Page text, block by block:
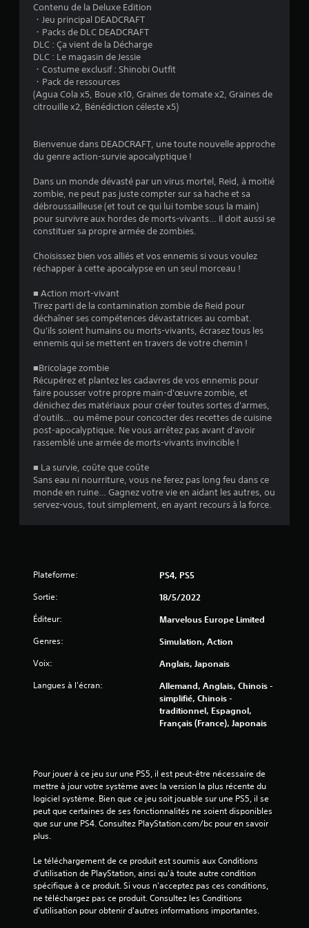
t
i
e
s
u
5
0
a
v
Contenu de la Deluxe Edition
・Jeu principal DEADCRAFT
・Packs de DLC DEADCRAFT
DLC : Ça vient de la Décharge
DLC : Le magasin de Jessie
・Costume exclusif : Shinobi Outfit
・Pack de ressources
(Agua Cola x5, Boue x10, Graines de tomate x2, Graines de
citrouille x2, Bénédiction céleste x5)
Bienvenue dans DEADCRAFT, une toute nouvelle approche
du genre action-survie apocalyptique !
Dans un monde dévasté par un virus mortel, Reid, à moitié
zombie, ne peut pas juste compter sur sa hache et sa
débroussailleuse (et tout ce qui lui tombe sous la main)
pour survivre aux hordes de morts-vivants… Il doit aussi se
constituer sa propre armée de zombies.
Choisissez bien vos alliés et vos ennemis si vous voulez
réchapper à cette apocalypse en un seul morceau !
■ Action mort-vivant
Tirez parti de la contamination zombie de Reid pour
déchaîner ses compétences dévastatrices au combat.
Qu'ils soient humains ou morts-vivants, écrasez tous les
ennemis qui se mettent en travers de votre chemin !
■Bricolage zombie
Récupérez et plantez les cadavres de vos ennemis pour
faire pousser votre propre main-d'œuvre zombie, et
dénichez des matériaux pour créer toutes sortes d'armes,
d'outils… ou même pour concocter des recettes de cuisine
post-apocalyptique. Ne vous arrêtez pas avant d'avoir
rassemblé une armée de morts-vivants invincible !
■ La survie, coûte que coûte
Sans eau ni nourriture, vous ne ferez pas long feu dans ce
monde en ruine… Gagnez votre vie en aidant les autres, ou
servez-vous, tout simplement, en ayant recours à la force.
Plateforme: PS4, PS5
Sortie: 18/5/2022
Éditeur: Marvelous Europe Limited
Genres: Simulation, Action
Voix: Anglais, Japonais
Langues à l'écran:
Allemand, Anglais, Chinois -
simplifié, Chinois -
traditionnel, Espagnol,
Français (France), Japonais
Pour jouer à ce jeu sur une PS5, il est peut-être nécessaire de
mettre à jour votre système avec la version la plus récente du
logiciel système. Bien que ce jeu soit jouable sur une PS5, il se
peut que certaines de ses fonctionnalités ne soient disponibles
que sur une PS4. Consultez PlayStation.com/bc pour en savoir
plus.
Le téléchargement de ce produit est soumis aux Conditions
d'utilisation de PlayStation, ainsi qu'à toute autre condition
spécifique à ce produit. Si vous n'acceptez pas ces conditions,
ne téléchargez pas ce produit. Consultez les Conditions
d'utilisation pour obtenir d'autres informations importantes.